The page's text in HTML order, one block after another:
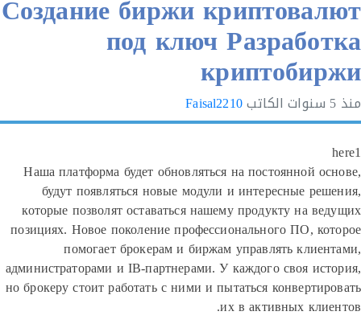
Создание биржи
под ключ
الكاتبFaisal2210
Наша платформа будет обновляться на постоянной
будут появляться новые модули и интересные
которые позволят оставаться нашему продукту на
позициях. Новое поколение профессионального ПО,
помогает брокерам и биржам управлять
администраторами и IB-партнерами. У каждого своя
но брокеру стоит работать с ними и пытаться
их в активных